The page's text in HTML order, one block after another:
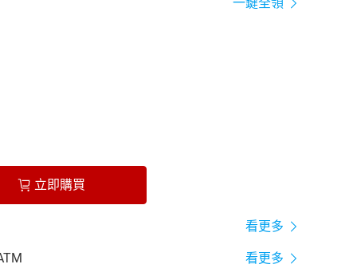
立即購買
看更多
看更多